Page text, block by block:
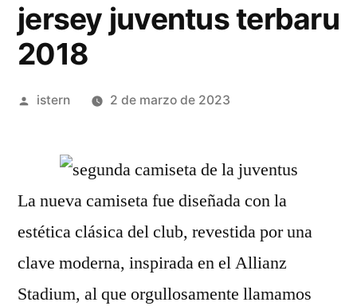
jersey juventus terbaru
2018
Publicado
istern 2 de marzo de 2023
La nueva camiseta fue diseñada con la
estética clásica del club, revestida por una
clave moderna, inspirada en el Allianz
Stadium, al que orgullosamente llamamos